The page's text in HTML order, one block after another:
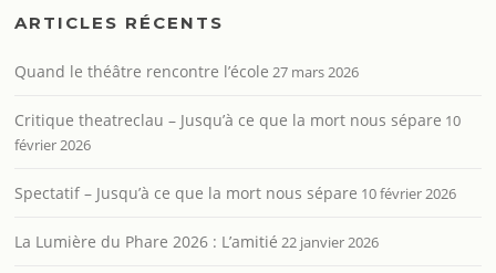
ARTICLES RÉCENTS
Quand le théâtre rencontre l’école 27 mars 2026
Critique theatreclau – Jusqu’à ce que la mort nous sépare 10
février 2026
Spectatif – Jusqu’à ce que la mort nous sépare 10 février 2026
La Lumière du Phare 2026 : L’amitié 22 janvier 2026